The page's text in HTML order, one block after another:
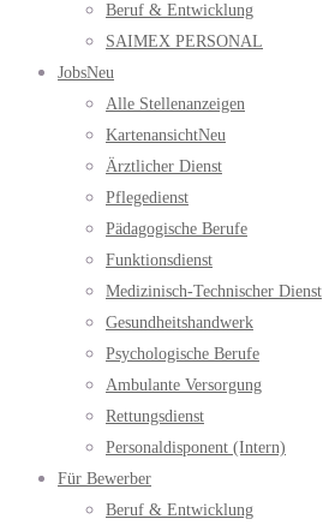
Beruf & Entwicklung
SAIMEX PERSONAL
JobsNeu
Alle Stellenanzeigen
KartenansichtNeu
Ärztlicher Dienst
Pflegedienst
Pädagogische Berufe
Funktionsdienst
Medizinisch-Technischer Dienst
Gesundheitshandwerk
Psychologische Berufe
Ambulante Versorgung
Rettungsdienst
Personaldisponent (Intern)
Für Bewerber
Beruf & Entwicklung